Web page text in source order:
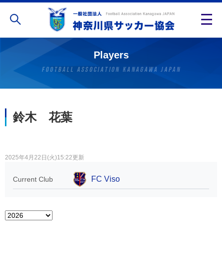
Players
鈴木 花葉
2025年4月22日(火)15:22更新
Current Club FC Viso